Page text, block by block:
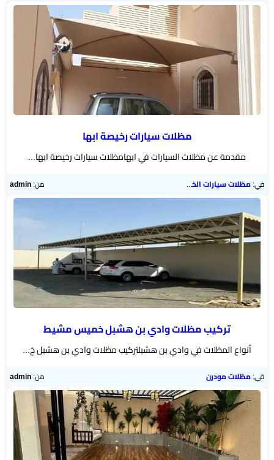
مظلات سيارات رخيصة ابها
مقدمة عن مظلات السيارات في ابهامظلات سيارات رخيصة ابها...
في:مظلات سيارات الخميس من:admin
تركيب مظلات وادي بن هشبل خميس مشيط
أنواع المظلات في وادي بن هشبلتركيب مظلات وادي بن هشبل خ...
في:مظلات مودرن من:admin